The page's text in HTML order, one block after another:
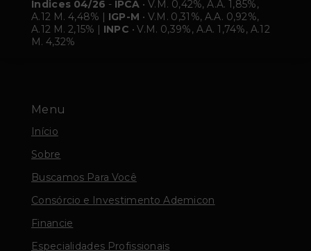
Menu
Início
Sobre
Buscamos Para Você
Consórcio e Investimento Ademicon
Financie
Especialidades Profissionais
Índices 04/26 - IPCA • V.M. 0,42%, A.A. 1,85%,
A.12 M. 4,48% | IGP-M • V.M. 0,31%, A.A. 0,92%,
A.12 M. 2,15% | INPC • V.M. 0,39%, A.A. 1,74%, A.12
M. 4,32%